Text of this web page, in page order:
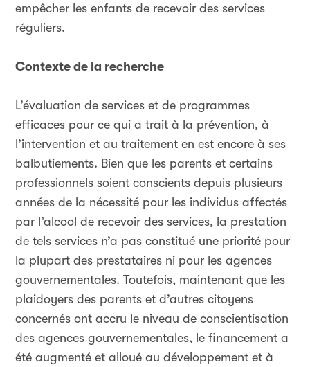
empêcher les enfants de recevoir des services
réguliers.
Contexte de la recherche
L’évaluation de services et de programmes
efficaces pour ce qui a trait à la prévention, à
l’intervention et au traitement en est encore à ses
balbutiements. Bien que les parents et certains
professionnels soient conscients depuis plusieurs
années de la nécessité pour les individus affectés
par l’alcool de recevoir des services, la prestation
de tels services n’a pas constitué une priorité pour
la plupart des prestataires ni pour les agences
gouvernementales. Toutefois, maintenant que les
plaidoyers des parents et d’autres citoyens
concernés ont accru le niveau de conscientisation
des agences gouvernementales, le financement a
été augmenté et alloué au développement et à